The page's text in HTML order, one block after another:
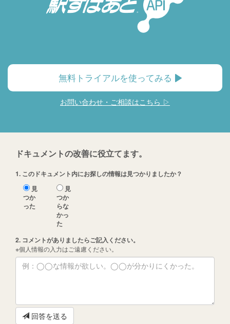
無料トライアルを使ってみる
お問い合わせ・ご相談はこちら ▷
ドキュメントの改善に役立てます。
1. このドキュメント内にお探しの情報は見つかりましたか？
見
つか
った
見
つか
らな
かっ
た
2. コメントがありましたらご記入ください。
※個人情報の入力はご遠慮ください。
回答を送る